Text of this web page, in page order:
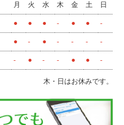
月 火 水 木 金 土 日
● ● ● - ● ● -
● - ● - - - -
- ● - - ● ● -
木・日はお休みです。